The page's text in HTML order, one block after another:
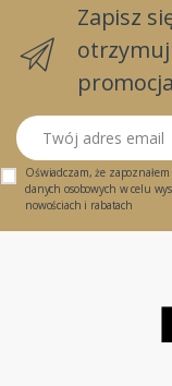
Zapisz
Twój adres email
Oświadczam, że
danych osobowych w celu
nowościach i rabatach